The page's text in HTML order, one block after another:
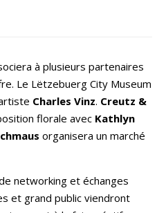
à plusieurs partenaires
Le Lëtzebuerg City Museum
Charles Vinz. Creutz &
florale avec Kathlyn
organisera un marché
networking et échanges
et grand public viendront